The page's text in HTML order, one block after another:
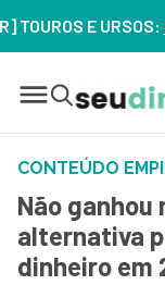
E URSOS:FIM DOS
CONTEÚDO
Não ganhou
alternativa
dinheiro em